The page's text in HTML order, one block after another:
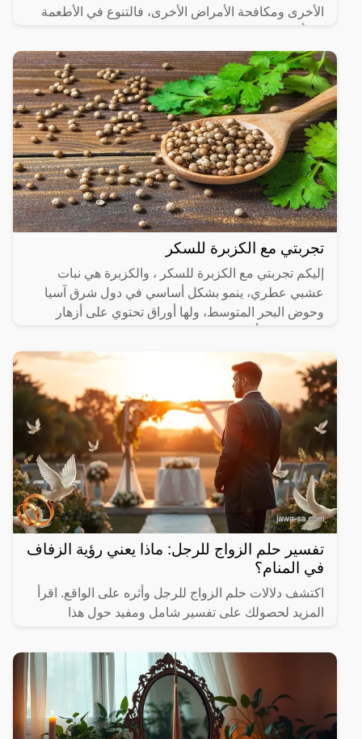
الأخرى ومكافحة الأمراض الأخرى، فالتنوع في الأطعمة
تجربتي مع الكزبرة للسكر
إليكم تجربتي مع الكزبرة للسكر ، والكزبرة هي نبات
عشبي عطري، ينمو بشكل أساسي في دول شرق آسيا
وحوض البحر المتوسط، ولها أوراق تحتوي على أزهار
تفسير حلم الزواج للرجل: ماذا يعني رؤية الزفاف
في المنام؟
اكتشف دلالات حلم الزواج للرجل وأثره على الواقع. اقرأ
المزيد لحصولك على تفسير شامل ومفيد حول هذا